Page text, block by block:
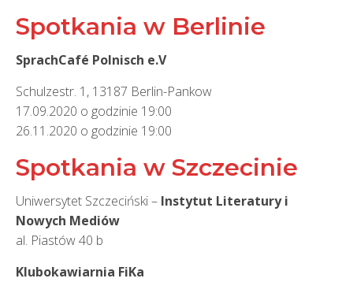
Spotkania w Berlinie
SprachCafé Polnisch e.V
Schulzestr. 1, 13187 Berlin-Pankow
17.09.2020 o godzinie 19:00
26.11.2020 o godzinie 19:00
Spotkania w Szczecinie
Uniwersytet Szczeciński – Instytut Literatury i
Nowych Mediów
al. Piastów 40 b
Klubokawiarnia FiKa